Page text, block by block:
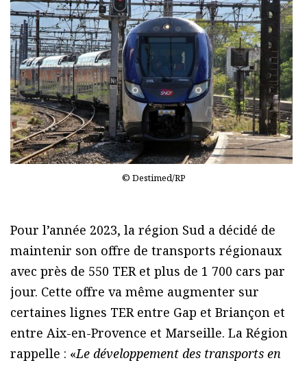
© Destimed/RP
Pour l’année 2023, la région Sud a décidé de
maintenir son offre de transports régionaux
avec près de 550 TER et plus de 1 700 cars par
jour. Cette offre va même augmenter sur
certaines lignes TER entre Gap et Briançon et
entre Aix-en-Provence et Marseille. La Région
rappelle : «Le développement des transports en